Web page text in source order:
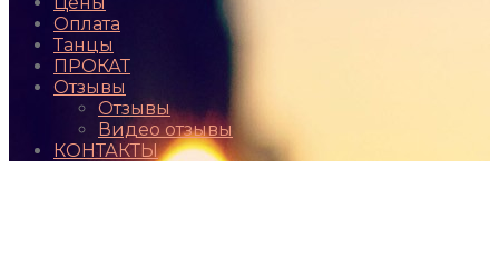
Оплата
Танцы
ПРОКАТ
Отзывы
Отзывы
Видео отзывы
КОНТАКТЫ